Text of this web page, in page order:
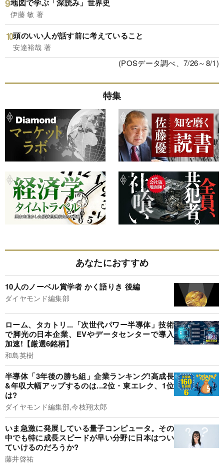
地図で学ぶ「深読み」世界史
伊藤 敏 著
頭のいい人が話す前に考えていること
安達裕哉 著
(POSデータ調べ、7/26～8/1)
特集
あなたにおすすめ
10人のノーベル賞学者 かく語りき 後編
ダイヤモンド編集部
ローム、タカトリ...「次世代パワー半導体」技術
で脚光の日本企業、EVやデータセンターで導入
加速!【厳選6銘柄】
和島英樹
半導体「3年後の勝ち組」企業ランキング!高成長
&年収大幅アップするのは...2位・東エレク、1位
は?
ダイヤモンド編集部,今枝翔太郎
いま急激に発展している量子コンピュータ。その
中でも特に成長スピードが早い分野に日本はつい
ていけるのだろうか?
藤井啓祐